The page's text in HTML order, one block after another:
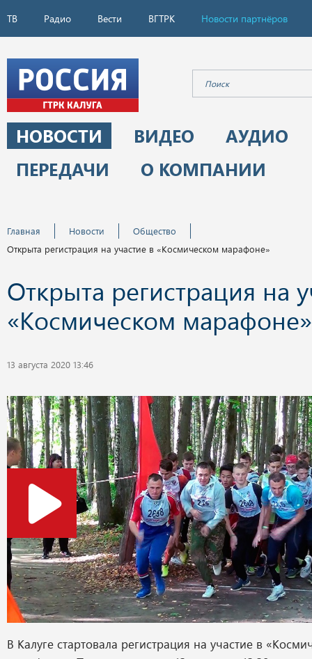
ТВ Радио Вести ВГТРК Новости партнёров
НОВОСТИ ВИДЕО
АУДИО
ПЕРЕДАЧИ
О КОМПАНИИ
Главная Новости
Общество
Открыта регистрация на участие в «Космическом марафоне»
Открыта регистрация на
«Космическом марафоне»
13 августа 2020 13:46
В Калуге стартовала регистрация на участие в